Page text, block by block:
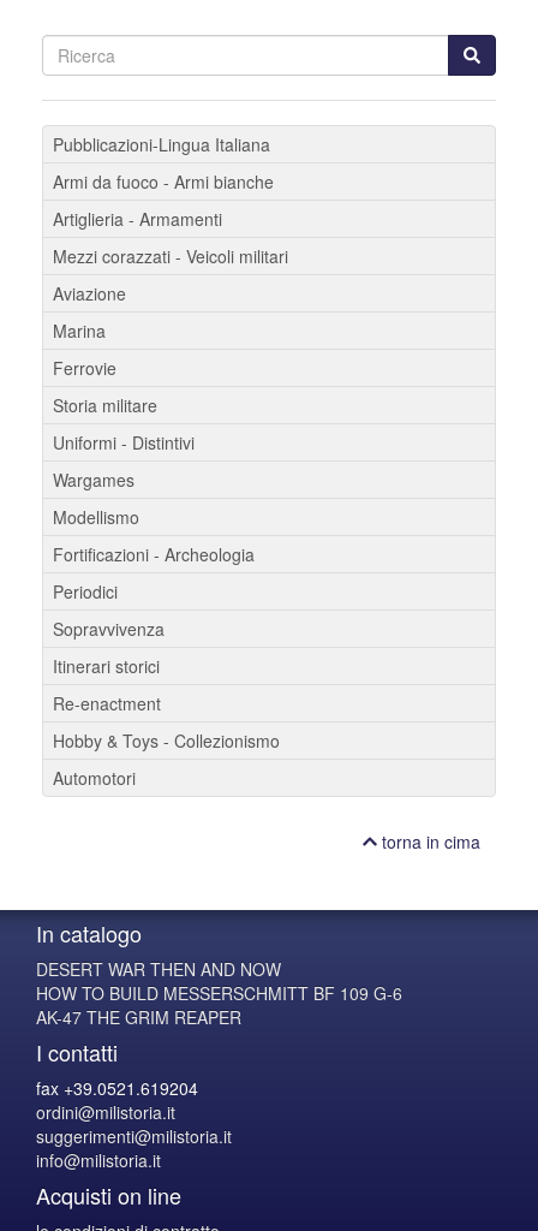
Pubblicazioni-Lingua Italiana
Armi da fuoco - Armi bianche
Artiglieria - Armamenti
Mezzi corazzati - Veicoli militari
Aviazione
Marina
Ferrovie
Storia militare
Uniformi - Distintivi
Wargames
Modellismo
Fortificazioni - Archeologia
Periodici
Sopravvivenza
Itinerari storici
Re-enactment
Hobby & Toys - Collezionismo
Automotori
torna in cima
In catalogo
DESERT WAR THEN AND NOW
HOW TO BUILD MESSERSCHMITT BF 109 G-6
AK-47 THE GRIM REAPER
I contatti
fax +39.0521.619204
ordini@milistoria.it
suggerimenti@milistoria.it
info@milistoria.it
Acquisti on line